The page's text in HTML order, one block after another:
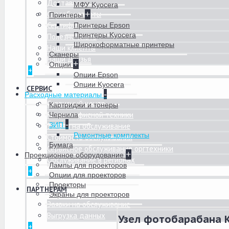
Доставка
Способы оплаты
Сертификаты
Полезно знать
Наши клиенты
Наши друзья
+
СЕРВИС
Сервисный центр
Ремонт офисной техники
Заявка на обслуживание
Стоимость обслуживания
Сервисное обслуживание оргтехники
Обслуживание в регионах
+
ПАРТНЕРАМ
Заявки на обслуживание
Выгрузка данных
+
МФУ Kyocera
Принтеры +
Принтеры Epson
Принтеры Kyocera
Широкоформатные принтеры
Сканеры
Опции +
Опции Epson
Опции Kyocera
Расходные материалы -
Картриджи и тонеры
Чернила
ЗИП -
Ремонтные комплекты
Бумага
Проекционное оборудование+
Лампы для проекторов
Опции для проекторов
Проекторы
Экраны для проекторов
Узел фотобарабана